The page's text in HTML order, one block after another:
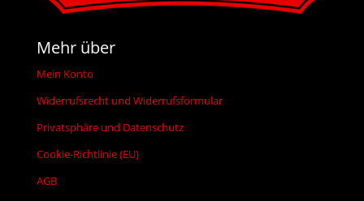
Mehr über
Mein Konto
Widerrufsrecht und Widerrufsformular
Privatsphäre und Datenschutz
Cookie-Richtlinie (EU)
AGB